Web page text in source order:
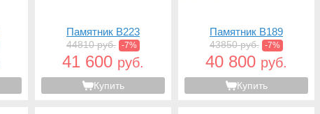
Памятник B223
44810 руб. -7%
41 600 руб.
Купить
Памятник B189
43850 руб. -7%
40 800 руб.
Купить